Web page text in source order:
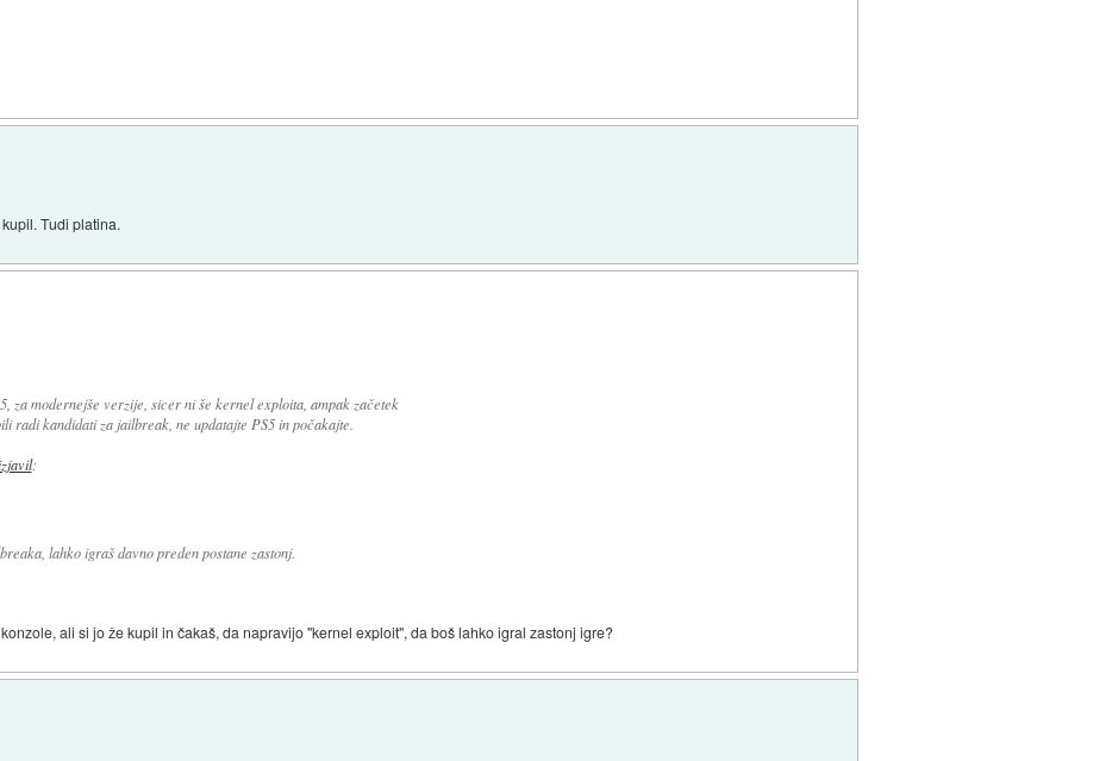
Tudi platina.
za modernejše verzije, sicer ni še kernel exploita, ampak začetek
radi kandidati za jailbreak, ne updatajte PS5 in počakajte.
:
lahko igraš davno preden postane zastonj.
ali si jo že kupil in čakaš, da napravijo "kernel exploit", da boš lahko igral zastonj igre?